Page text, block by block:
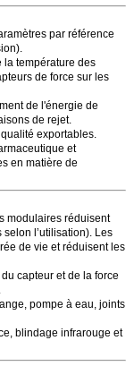
par référence
la température des
de force sur les
de l'énergie de
de rejet.
exportables.
et
en matière de
modulaires réduisent
l’utilisation). Les
de vie et réduisent les
capteur et de la force
pompe à eau, joints
blindage infrarouge et